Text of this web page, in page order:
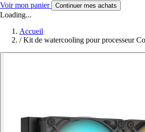
Voir mon panier Continuer mes achats
Loading...
Accueil
/ Kit de watercooling pour processeur